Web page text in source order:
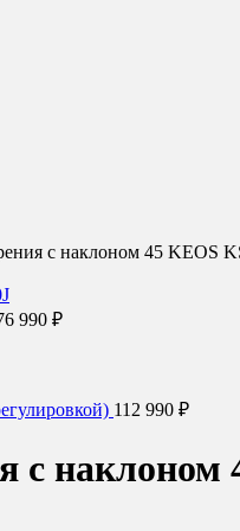
с наклоном 45 KEOS
990 ₽
112 990 ₽
с наклоном